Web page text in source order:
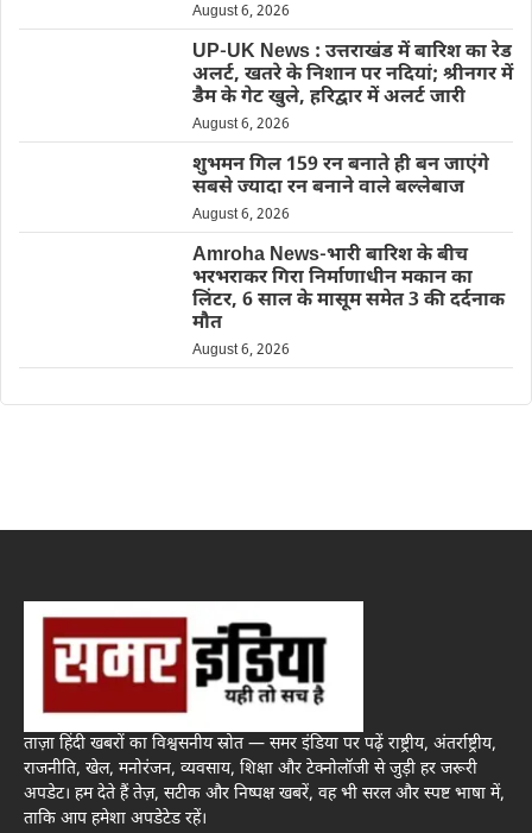
August 6, 2026
UP-UK News : उत्तराखंड में बारिश का रेड
अलर्ट, खतरे के निशान पर नदियां; श्रीनगर में
डैम के गेट खुले, हरिद्वार में अलर्ट जारी
August 6, 2026
शुभमन गिल 159 रन बनाते ही बन जाएंगे
सबसे ज्यादा रन बनाने वाले बल्लेबाज
August 6, 2026
Amroha News-भारी बारिश के बीच
भरभराकर गिरा निर्माणाधीन मकान का
लिंटर, 6 साल के मासूम समेत 3 की दर्दनाक
मौत
August 6, 2026
ताज़ा हिंदी खबरों का विश्वसनीय स्रोत — समर इंडिया पर पढ़ें राष्ट्रीय, अंतर्राष्ट्रीय,
राजनीति, खेल, मनोरंजन, व्यवसाय, शिक्षा और टेक्नोलॉजी से जुड़ी हर जरूरी
अपडेट। हम देते हैं तेज़, सटीक और निष्पक्ष खबरें, वह भी सरल और स्पष्ट भाषा में,
ताकि आप हमेशा अपडेटेड रहें।